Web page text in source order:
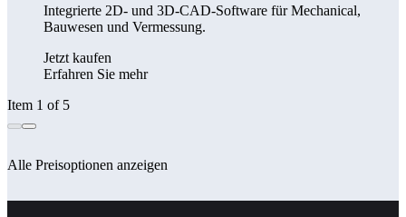
Integrierte 2D- und 3D-CAD-Software für Mechanical,
Bauwesen und Vermessung.
Jetzt kaufen
Erfahren Sie mehr
Item 1 of 5
Alle Preisoptionen anzeigen